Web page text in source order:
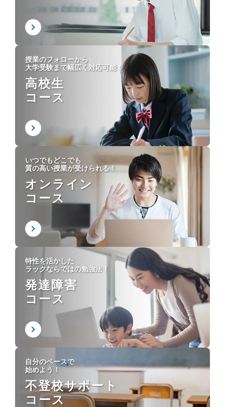
授業のフォローから
大学受験まで幅広く対応可能！
高校生
コース
いつでもどこでも
質の高い授業が受けられる！
オンライン
コース
特性を活かした
ラックならではの勉強法！
発達障害
コース
自分のペースで
始めよう！
不登校サポート
コース